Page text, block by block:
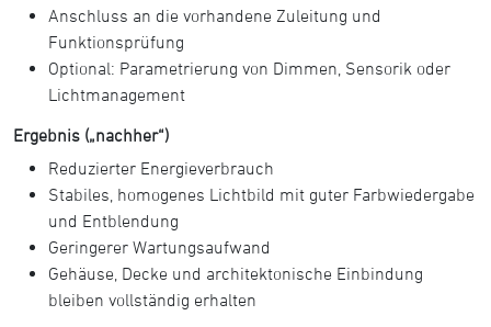
Anschluss an die vorhandene Zuleitung und
Funktionsprüfung
Optional: Parametrierung von Dimmen, Sensorik oder
Lichtmanagement
Ergebnis („nachher“)
Reduzierter Energieverbrauch
Stabiles, homogenes Lichtbild mit guter Farbwiedergabe
und Entblendung
Geringerer Wartungsaufwand
Gehäuse, Decke und architektonische Einbindung
bleiben vollständig erhalten